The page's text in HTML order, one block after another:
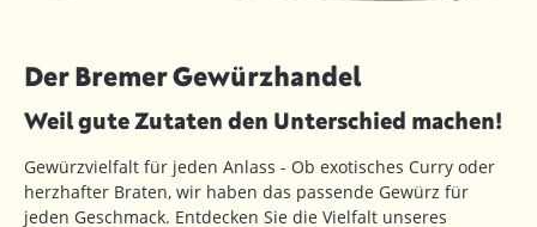
Der Bremer Gewürzhandel
Weil gute Zutaten den Unterschied machen!
Gewürzvielfalt für jeden Anlass - Ob exotisches Curry oder
herzhafter Braten, wir haben das passende Gewürz für
jeden Geschmack. Entdecken Sie die Vielfalt unseres